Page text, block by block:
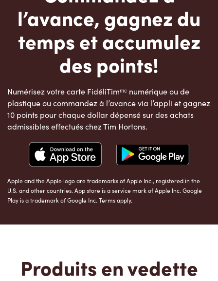
l’avance, gagnez du
temps et accumulez
des points!
Numérisez votre carte FidéliTimᵐᶜ numérique ou de
plastique ou commandez à l’avance via l’appli et gagnez
10 points pour chaque dollar dépensé sur des achats
admissibles effectués chez Tim Hortons.
Apple and the Apple logo are trademarks of Apple Inc., registered in the
U.S. and other countries. App store is a service mark of Apple Inc. Google
Play is a trademark of Google Inc. Terms apply.
Produits en vedette